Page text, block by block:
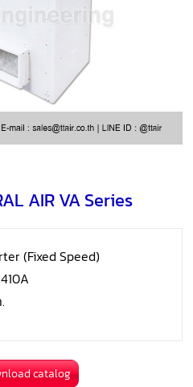
AIR VA Series
(Fixed Speed)
catalog